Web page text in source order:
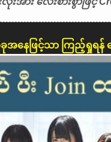
အနေဖြင့်သာ ကြည့်ရှုရန်